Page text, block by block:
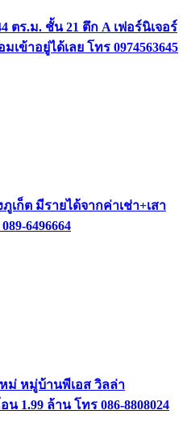
ตร.ม. ชั้น 21 ตึก A เฟอร์นิเจอร์
ข้าอยู่ได้เลย โทร 0974563645
เก็ต มีรายได้จากค่าเช่า+เสา
6496664
ม่ หมู่บ้านพีเอส วิลล่า
1.99 ล้าน โทร 086-8808024